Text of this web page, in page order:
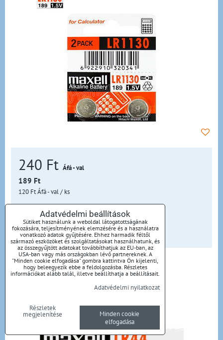
240 Ft Áfá - val
189 Ft
120 FtÁfá - val/ ks
Elérhetőség:
Raktáron
bal KOSÁRBA
Maxell Alkaline LR 44, 2PK
Adatvédelmi beállítások
Sütiket használunk a weboldal látogatottságának
fokozására, teljesítményének elemzésére és a használatra
vonatkozó adatok gyűjtésére. Ehhez harmadik féltől
származó eszközöket és szolgáltatásokat használhatunk, és
az összegyűjtött adatokat továbbíthatjuk az EU-ban, az
USA-ban vagy más országokban lévő partnereknek. A
"Minden cookie elfogadása" gombra kattintva Ön kijelenti,
hogy beleegyezik ebbe a feldolgozásba. Részletes
információkat alább talál, illetve beállíthatja a beállításait.
Adatvédelmi nyilatkozat
Részletek
megjelenítése
Minden cookie
elfogadása